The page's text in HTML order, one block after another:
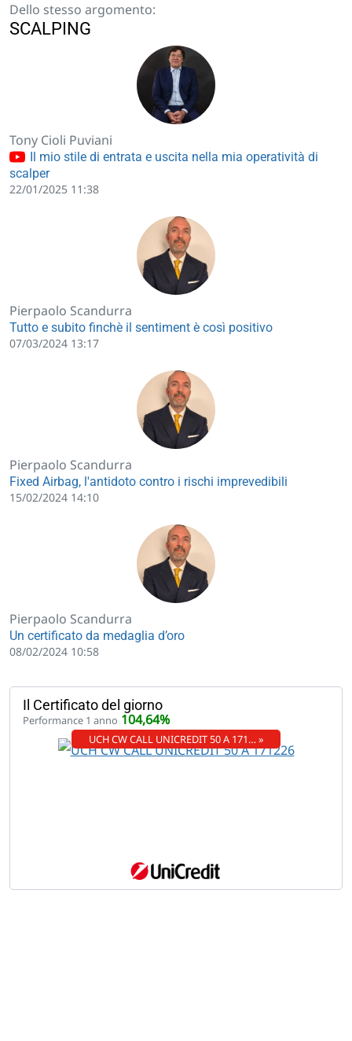
Dello stesso argomento:
SCALPING
Tony Cioli Puviani
Il mio stile di entrata e uscita nella mia operatività di
scalper
22/01/2025 11:38
Pierpaolo Scandurra
Tutto e subito finchè il sentiment è così positivo
07/03/2024 13:17
Pierpaolo Scandurra
Fixed Airbag, l'antidoto contro i rischi imprevedibili
15/02/2024 14:10
Pierpaolo Scandurra
Un certificato da medaglia d’oro
08/02/2024 10:58
Il Certificato del giorno
Performance 1 anno 104,64%
UCH CW CALL UNICREDIT 50 A 171… »